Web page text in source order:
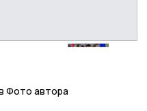
Фото автора